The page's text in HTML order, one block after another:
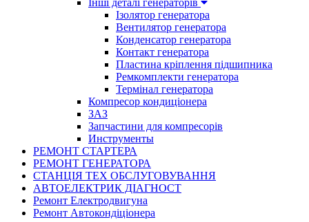
Інші деталі генераторів
Ізолятор генератора
Вентилятор генератора
Конденсатор генератора
Контакт генератора
Пластина кріплення підшипника
Ремкомплекти генератора
Термінал генератора
Компресор кондиціонера
ЗАЗ
Запчастини для компресорів
Инструменты
РЕМОНТ СТАРТЕРА
РЕМОНТ ГЕНЕРАТОРА
СТАНЦІЯ ТЕХ ОБСЛУГОВУВАННЯ
АВТОЕЛЕКТРИК ДІАГНОСТ
Ремонт Електродвигуна
Ремонт Автокондіціонера